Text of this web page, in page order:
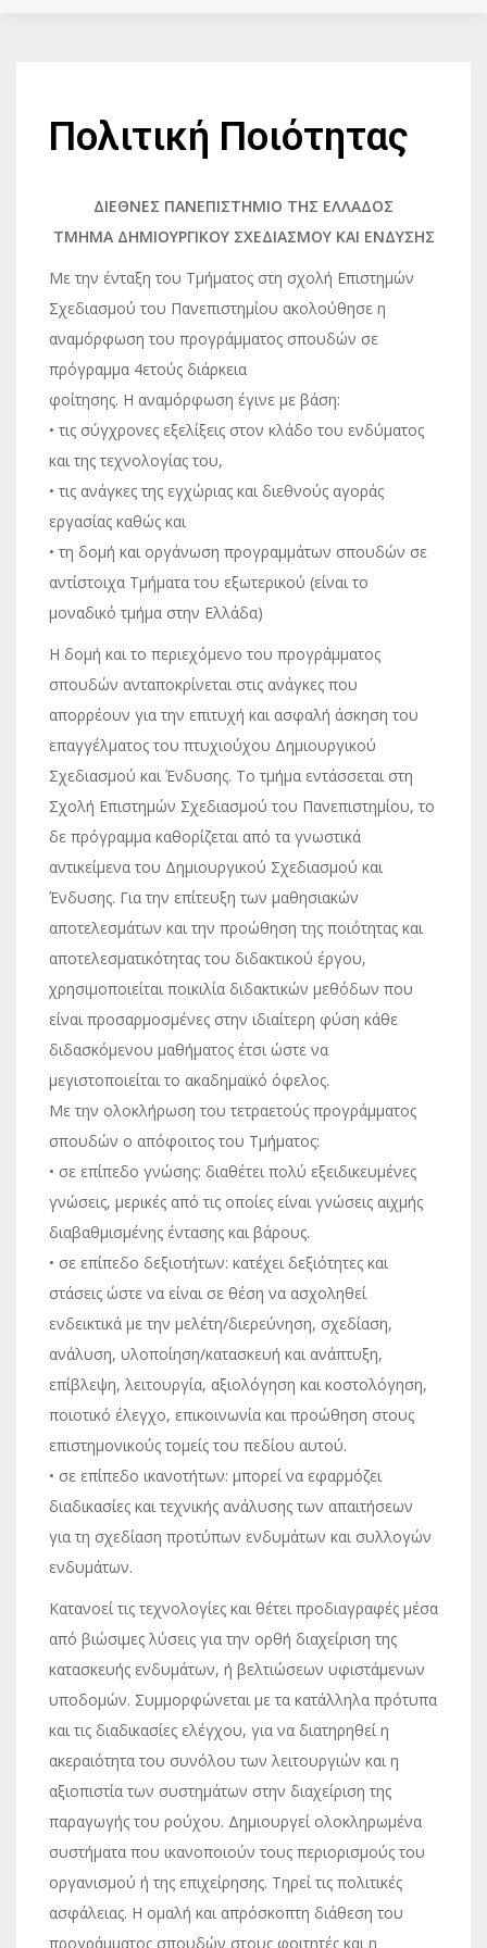
Πολιτική Ποιότητας
ΔΙΕΘΝΕΣ ΠΑΝΕΠΙΣΤΗΜΙΟ ΤΗΣ ΕΛΛΑΔΟΣ
ΤΜΗΜΑ ΔΗΜΙΟΥΡΓΙΚΟΥ ΣΧΕΔΙΑΣΜΟΥ ΚΑΙ ΕΝΔΥΣΗΣ
Με την ένταξη του Τμήματος στη σχολή Επιστημών
Σχεδιασμού του Πανεπιστημίου ακολούθησε η
αναμόρφωση του προγράμματος σπουδών σε
πρόγραμμα 4ετούς διάρκεια
φοίτησης. Η αναμόρφωση έγινε με βάση:
• τις σύγχρονες εξελίξεις στον κλάδο του ενδύματος
και της τεχνολογίας του,
• τις ανάγκες της εγχώριας και διεθνούς αγοράς
εργασίας καθώς και
• τη δομή και οργάνωση προγραμμάτων σπουδών σε
αντίστοιχα Τμήματα του εξωτερικού (είναι το
μοναδικό τμήμα στην Ελλάδα)
Η δομή και το περιεχόμενο του προγράμματος
σπουδών ανταποκρίνεται στις ανάγκες που
απορρέουν για την επιτυχή και ασφαλή άσκηση του
επαγγέλματος του πτυχιούχου Δημιουργικού
Σχεδιασμού και Ένδυσης. Το τμήμα εντάσσεται στη
Σχολή Επιστημών Σχεδιασμού του Πανεπιστημίου, το
δε πρόγραμμα καθορίζεται από τα γνωστικά
αντικείμενα του Δημιουργικού Σχεδιασμού και
Ένδυσης. Για την επίτευξη των μαθησιακών
αποτελεσμάτων και την προώθηση της ποιότητας και
αποτελεσματικότητας του διδακτικού έργου,
χρησιμοποιείται ποικιλία διδακτικών μεθόδων που
είναι προσαρμοσμένες στην ιδιαίτερη φύση κάθε
διδασκόμενου μαθήματος έτσι ώστε να
μεγιστοποιείται το ακαδημαϊκό όφελος.
Με την ολοκλήρωση του τετραετούς προγράμματος
σπουδών ο απόφοιτος του Τμήματος:
• σε επίπεδο γνώσης: διαθέτει πολύ εξειδικευμένες
γνώσεις, μερικές από τις οποίες είναι γνώσεις αιχμής
διαβαθμισμένης έντασης και βάρους.
• σε επίπεδο δεξιοτήτων: κατέχει δεξιότητες και
στάσεις ώστε να είναι σε θέση να ασχοληθεί
ενδεικτικά με την μελέτη/διερεύνηση, σχεδίαση,
ανάλυση, υλοποίηση/κατασκευή και ανάπτυξη,
επίβλεψη, λειτουργία, αξιολόγηση και κοστολόγηση,
ποιοτικό έλεγχο, επικοινωνία και προώθηση στους
επιστημονικούς τομείς του πεδίου αυτού.
• σε επίπεδο ικανοτήτων: μπορεί να εφαρμόζει
διαδικασίες και τεχνικής ανάλυσης των απαιτήσεων
για τη σχεδίαση προτύπων ενδυμάτων και συλλογών
ενδυμάτων.
Κατανοεί τις τεχνολογίες και θέτει προδιαγραφές μέσα
από βιώσιμες λύσεις για την ορθή διαχείριση της
κατασκευής ενδυμάτων, ή βελτιώσεων υφιστάμενων
υποδομών. Συμμορφώνεται με τα κατάλληλα πρότυπα
και τις διαδικασίες ελέγχου, για να διατηρηθεί η
ακεραιότητα του συνόλου των λειτουργιών και η
αξιοπιστία των συστημάτων στην διαχείριση της
παραγωγής του ρούχου. Δημιουργεί ολοκληρωμένα
συστήματα που ικανοποιούν τους περιορισμούς του
οργανισμού ή της επιχείρησης. Τηρεί τις πολιτικές
ασφάλειας. Η ομαλή και απρόσκοπτη διάθεση του
προγράμματος σπουδών στους φοιτητές και η